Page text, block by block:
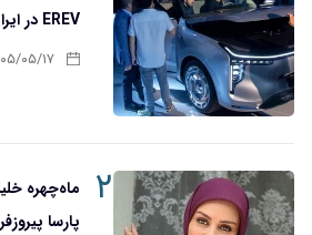
EREV در ایران
۱۴۰۵/۰۵/۱۷
۲
ماه‌چهره
پارسا